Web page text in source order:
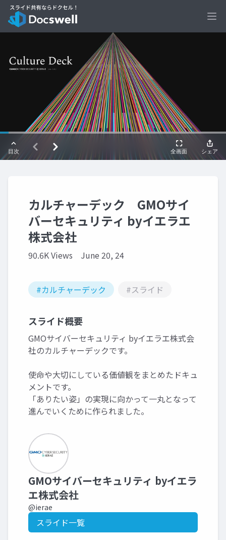
カルチャーデック GMOサイ
バーセキュリティ byイエラエ
株式会社
90.6K Views June 20, 24
#カルチャーデック #スライド
スライド概要
GMOサイバーセキュリティ byイエラエ株式会
社のカルチャーデックです。
使命や大切にしている価値観をまとめたドキュ
メントです。
「ありたい姿」の実現に向かって一丸となって
進んでいくために作られました。
GMOサイバーセキュリティ byイエラ
エ株式会社
@ierae
スライド一覧